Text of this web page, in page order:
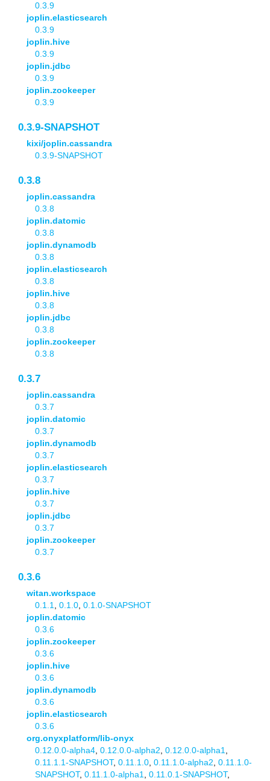
0.3.9
joplin.elasticsearch
0.3.9
joplin.hive
0.3.9
joplin.jdbc
0.3.9
joplin.zookeeper
0.3.9
0.3.9-SNAPSHOT
kixi/joplin.cassandra
0.3.9-SNAPSHOT
0.3.8
joplin.cassandra
0.3.8
joplin.datomic
0.3.8
joplin.dynamodb
0.3.8
joplin.elasticsearch
0.3.8
joplin.hive
0.3.8
joplin.jdbc
0.3.8
joplin.zookeeper
0.3.8
0.3.7
joplin.cassandra
0.3.7
joplin.datomic
0.3.7
joplin.dynamodb
0.3.7
joplin.elasticsearch
0.3.7
joplin.hive
0.3.7
joplin.jdbc
0.3.7
joplin.zookeeper
0.3.7
0.3.6
witan.workspace
0.1.1
0.1.0 0.1.0-SNAPSHOT
joplin.datomic
0.3.6
joplin.zookeeper
0.3.6
joplin.hive
0.3.6
joplin.dynamodb
0.3.6
joplin.elasticsearch
0.3.6
org.onyxplatform/lib-onyx
0.12.0.0-alpha4 0.12.0.0-alpha2 0.12.0.0-alpha1
0.11.1.1-SNAPSHOT, 0.11.1.0 0.11.1.0-alpha2 0.11.1.0-
SNAPSHOT, 0.11.1.0-alpha1 0.11.0.1-SNAPSHOT,